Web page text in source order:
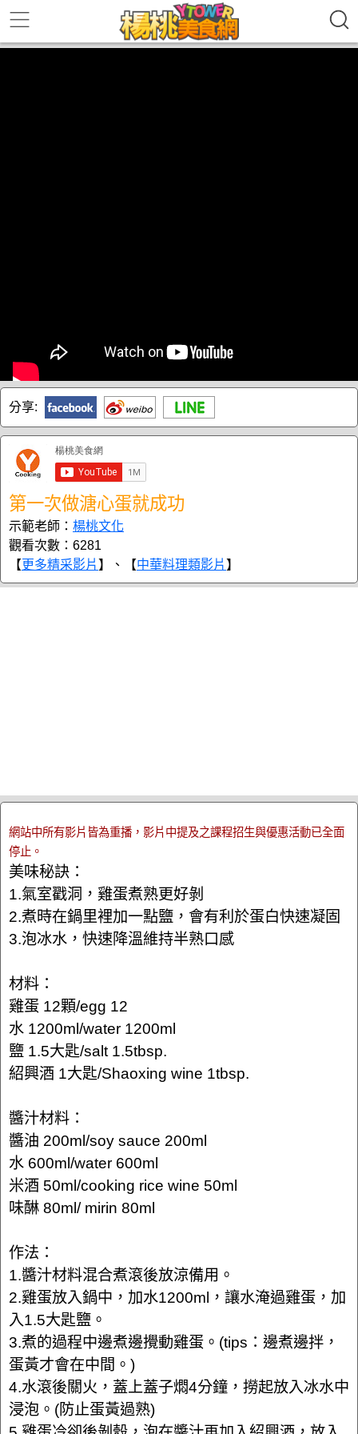
分享:
第一次做溏心蛋就成功
示範老師： 楊桃文化
觀看次數：6281
【更多精采影片 】、【中華料理類影片 】
網站中所有影片皆為重播，影片中提及之課程招生與優惠活動已全面
停止。
美味秘訣：
1.氣室戳洞，雞蛋煮熟更好剝
2.煮時在鍋里裡加一點鹽，會有利於蛋白快速凝固
3.泡冰水，快速降溫維持半熟口感
材料：
雞蛋 12顆/egg 12
水 1200ml/water 1200ml
鹽 1.5大匙/salt 1.5tbsp.
紹興酒 1大匙/Shaoxing wine 1tbsp.
醬汁材料：
醬油 200ml/soy sauce 200ml
水 600ml/water 600ml
米酒 50ml/cooking rice wine 50ml
味醂 80ml/ mirin 80ml
作法：
1.醬汁材料混合煮滾後放涼備用。
2.雞蛋放入鍋中，加水1200ml，讓水淹過雞蛋，加
入1.5大匙鹽。
3.煮的過程中邊煮邊攪動雞蛋。(tips：邊煮邊拌，
蛋黃才會在中間。)
4.水滾後關火，蓋上蓋子燜4分鐘，撈起放入冰水中
浸泡。(防止蛋黃過熟)